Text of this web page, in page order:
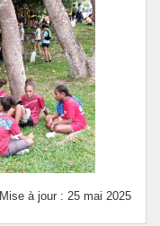
Mise à jour : 25 mai 2025